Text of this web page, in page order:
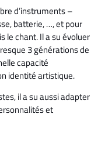
d’instruments –
batterie, …, et pour
le chant. Il a su évoluer
3 générations de
capacité
identité artistique.
il a su aussi adapter
et